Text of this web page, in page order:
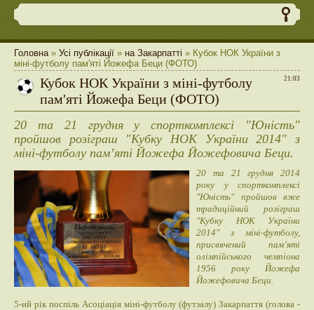
Головна» Усі публікації » на Закарпатті » Кубок НОК України з
міні-футболу пам'яті Йожефа Беци (ФОТО)
21:03
Кубок НОК України з міні-футболу
пам'яті Йожефа Беци (ФОТО)
20 та 21 грудня у спорткомплексі "Юність"
пройшов розіграш "Кубку НОК України 2014" з
міні-футболу пам’яті Йожефа Йожефовича Беци.
20 та 21 грудня 2014
року у спорткомплексі
"Юність" пройшов вже
традиційний розіграш
"Кубку НОК України
2014" з міні-футболу,
присвячений пам’яті
олімпійського чемпіона
1956 року Йожефа
Йожефовича Беци.
5-ий рік поспіль Асоціація міні-футболу (футзалу) Закарпаття (голова -